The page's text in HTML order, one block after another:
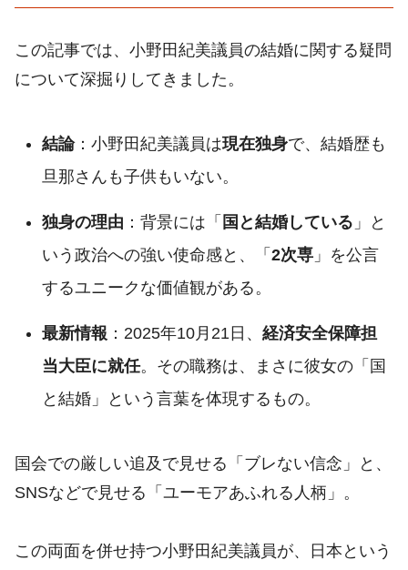
この記事では、小野田紀美議員の結婚に関する疑問
について深掘りしてきました。
結論：小野田紀美議員は現在独身で、結婚歴も
旦那さんも子供もいない。
独身の理由 ：背景には「 国と結婚している 」と
いう政治への強い使命感と、「 2次専」を公言
するユニークな価値観がある。
最新情報 ：2025年10月21日、 経済安全保障担
当大臣に就任。その職務は、まさに彼女の「国
と結婚」という言葉を体現するもの。
国会での厳しい追及で見せる「ブレない信念」と、
SNSなどで見せる「ユーモアあふれる人柄」。
この両面を併せ持つ小野田紀美議員が、日本という